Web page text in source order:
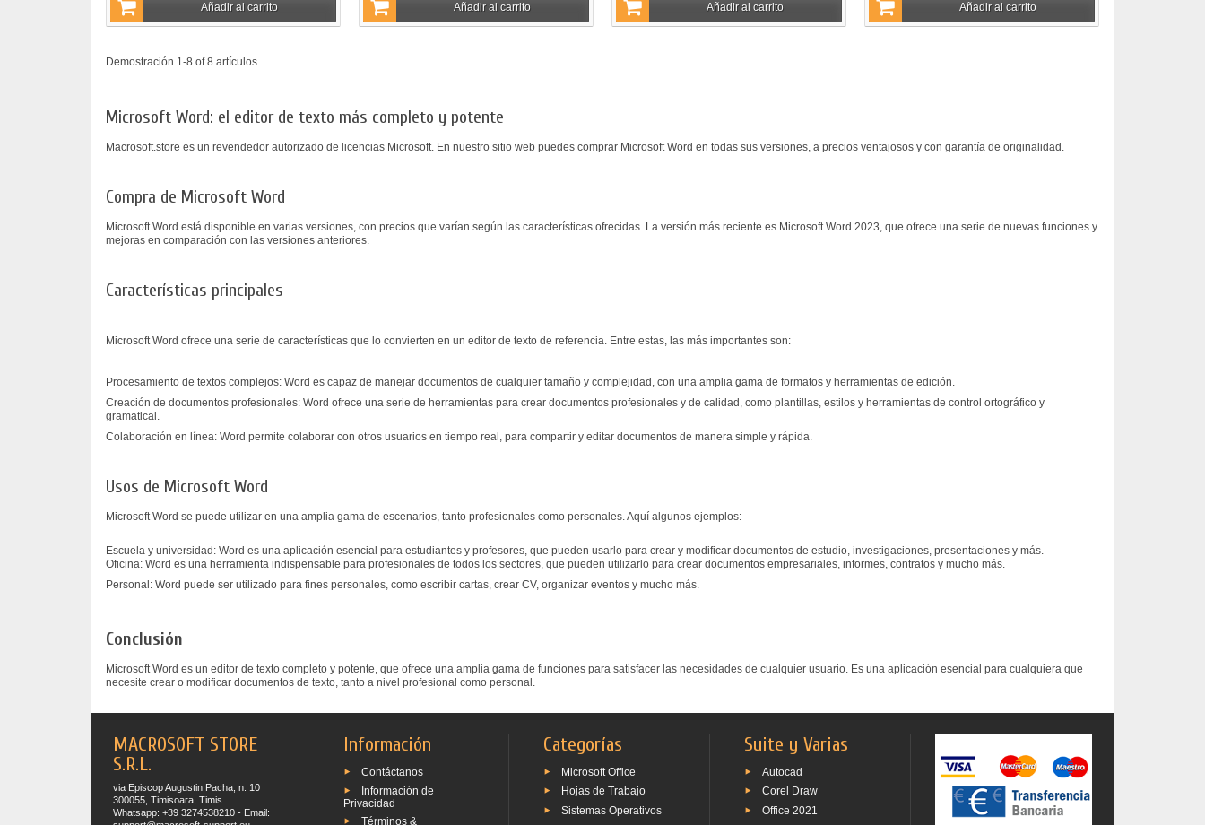
Añadir al carrito Añadir al carrito Añadir al carrito Añadir al carrito
Demostración 1-8 of 8 artículos
Microsoft Word: el editor de texto más completo y potente
Macrosoft.store es un revendedor autorizado de licencias Microsoft. En nuestro sitio web puedes comprar Microsoft Word en todas sus versiones, a precios ventajosos y con garantía de originalidad.
Compra de Microsoft Word
Microsoft Word está disponible en varias versiones, con precios que varían según las características ofrecidas. La versión más reciente es Microsoft Word 2023, que ofrece una serie de nuevas funciones y
mejoras en comparación con las versiones anteriores.
Características principales
Microsoft Word ofrece una serie de características que lo convierten en un editor de texto de referencia. Entre estas, las más importantes son:
Procesamiento de textos complejos: Word es capaz de manejar documentos de cualquier tamaño y complejidad, con una amplia gama de formatos y herramientas de edición.
Creación de documentos profesionales: Word ofrece una serie de herramientas para crear documentos profesionales y de calidad, como plantillas, estilos y herramientas de control ortográfico y
gramatical.
Colaboración en línea: Word permite colaborar con otros usuarios en tiempo real, para compartir y editar documentos de manera simple y rápida.
Usos de Microsoft Word
Microsoft Word se puede utilizar en una amplia gama de escenarios, tanto profesionales como personales. Aquí algunos ejemplos:
Escuela y universidad: Word es una aplicación esencial para estudiantes y profesores, que pueden usarlo para crear y modificar documentos de estudio, investigaciones, presentaciones y más.
Oficina: Word es una herramienta indispensable para profesionales de todos los sectores, que pueden utilizarlo para crear documentos empresariales, informes, contratos y mucho más.
Personal: Word puede ser utilizado para fines personales, como escribir cartas, crear CV, organizar eventos y mucho más.
Conclusión
Microsoft Word es un editor de texto completo y potente, que ofrece una amplia gama de funciones para satisfacer las necesidades de cualquier usuario. Es una aplicación esencial para cualquiera que
necesite crear o modificar documentos de texto, tanto a nivel profesional como personal.
MACROSOFT STORE
S.R.L.
via Episcop Augustin Pacha, n. 10
300055, Timisoara, Timis
Whatsapp: +39 3274538210 - Email:
Información
Contáctanos
Información de
Privacidad
Términos &
Categorías
Microsoft Office
Hojas de Trabajo
Sistemas Operativos
Suite y Varias
Autocad
Corel Draw
Office 2021